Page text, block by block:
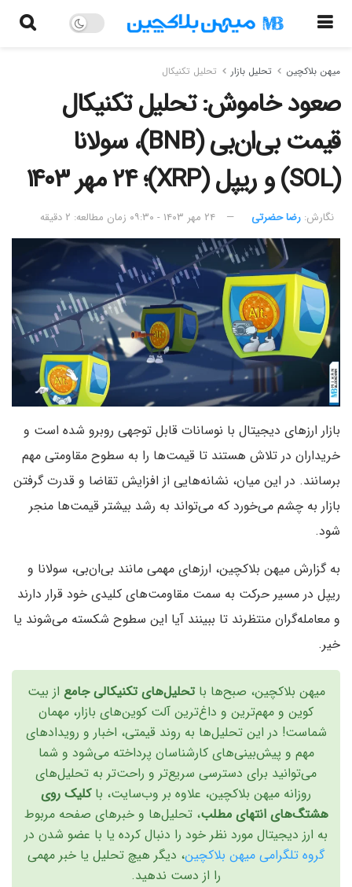
میهن بلاکچین تحلیل بازار تحلیل تکنیکال
صعود خاموش: تحلیل تکنیکال
قیمت بی‌ان‌بی (BNB)، سولانا
(SOL) و ریپل (XRP)؛ ۲۴ مهر ۱۴۰۳
نگارش:‌ رضا حضرتی ۲۴ مهر ۱۴۰۳ - ۰۹:۳۰ زمان مطالعه: ۲ دقیقه
بازار ارزهای دیجیتال با نوسانات قابل توجهی روبرو شده است و
خریداران در تلاش هستند تا قیمت‌ها را به سطوح مقاومتی مهم
برسانند. در این میان، نشانه‌هایی از افزایش تقاضا و قدرت گرفتن
بازار به چشم می‌خورد که می‌تواند به رشد بیشتر قیمت‌ها منجر
شود.
به گزارش میهن بلاکچین، ارزهای مهمی مانند بی‌ان‌بی، سولانا و
ریپل در مسیر حرکت به سمت مقاومت‌های کلیدی خود قرار دارند
و معامله‌گران منتظرند تا ببینند آیا این سطوح شکسته می‌شوند یا
خیر.
میهن بلاکچین، صبح‌ها باتحلیل‌های تکنیکالی جامع از بیت
کوین و مهم‌ترین و داغ‌ترین آلت‌ کوین‌های بازار، مهمان
شماست! در این تحلیل‌ها به روند قیمتی، اخبار و رویدادهای
مهم و پیش‌بینی‌های کارشناسان پرداخته می‌شود و شما
می‌توانید برای دسترسی سریع‌تر و راحت‌تر به تحلیل‌های
روزانه میهن بلاکچین، علاوه بر وب‌سایت، باکلیک روی
هشتگ‌های انتهای مطلب، تحلیل‌ها و خبرهای صفحه مربوط
به ارز دیجیتال مورد نظر خود را دنبال کرده یا با عضو شدن در
گروه تلگرامی میهن بلاکچین، دیگر هیچ تحلیل یا خبر مهمی
را از دست ندهید.